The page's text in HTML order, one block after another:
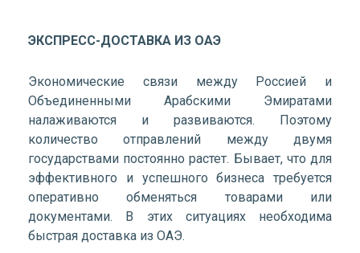
ЭКСПРЕСС-ДОСТАВКА ИЗ ОАЭ
Экономические связи между Россией и
Объединенными Арабскими Эмиратами
налаживаются и развиваются. Поэтому
количество отправлений между двумя
государствами постоянно растет. Бывает, что для
эффективного и успешного бизнеса требуется
оперативно обменяться товарами или
документами. В этих ситуациях необходима
быстрая доставка из ОАЭ.